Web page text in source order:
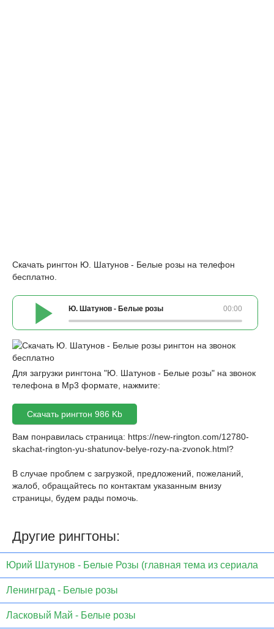
Скачать рингтон Ю. Шатунов - Белые розы на телефон
бесплатно.
00:00
Ю. Шатунов - Белые розы
Для загрузки рингтона "Ю. Шатунов - Белые розы" на звонок
телефона в Mp3 формате, нажмите:
Скачать рингтон 986 Kb
Вам понравилась страница: https://new-rington.com/12780-
skachat-rington-yu-shatunov-belye-rozy-na-zvonok.html?
В случае проблем с загрузкой, предложений, пожеланий,
жалоб, обращайтесь по контактам указанным внизу
страницы, будем рады помочь.
Другие рингтоны:
Юрий Шатунов - Белые Розы (главная тема из сериала
Ленинград - Белые розы
Ласковый Май - Белые розы